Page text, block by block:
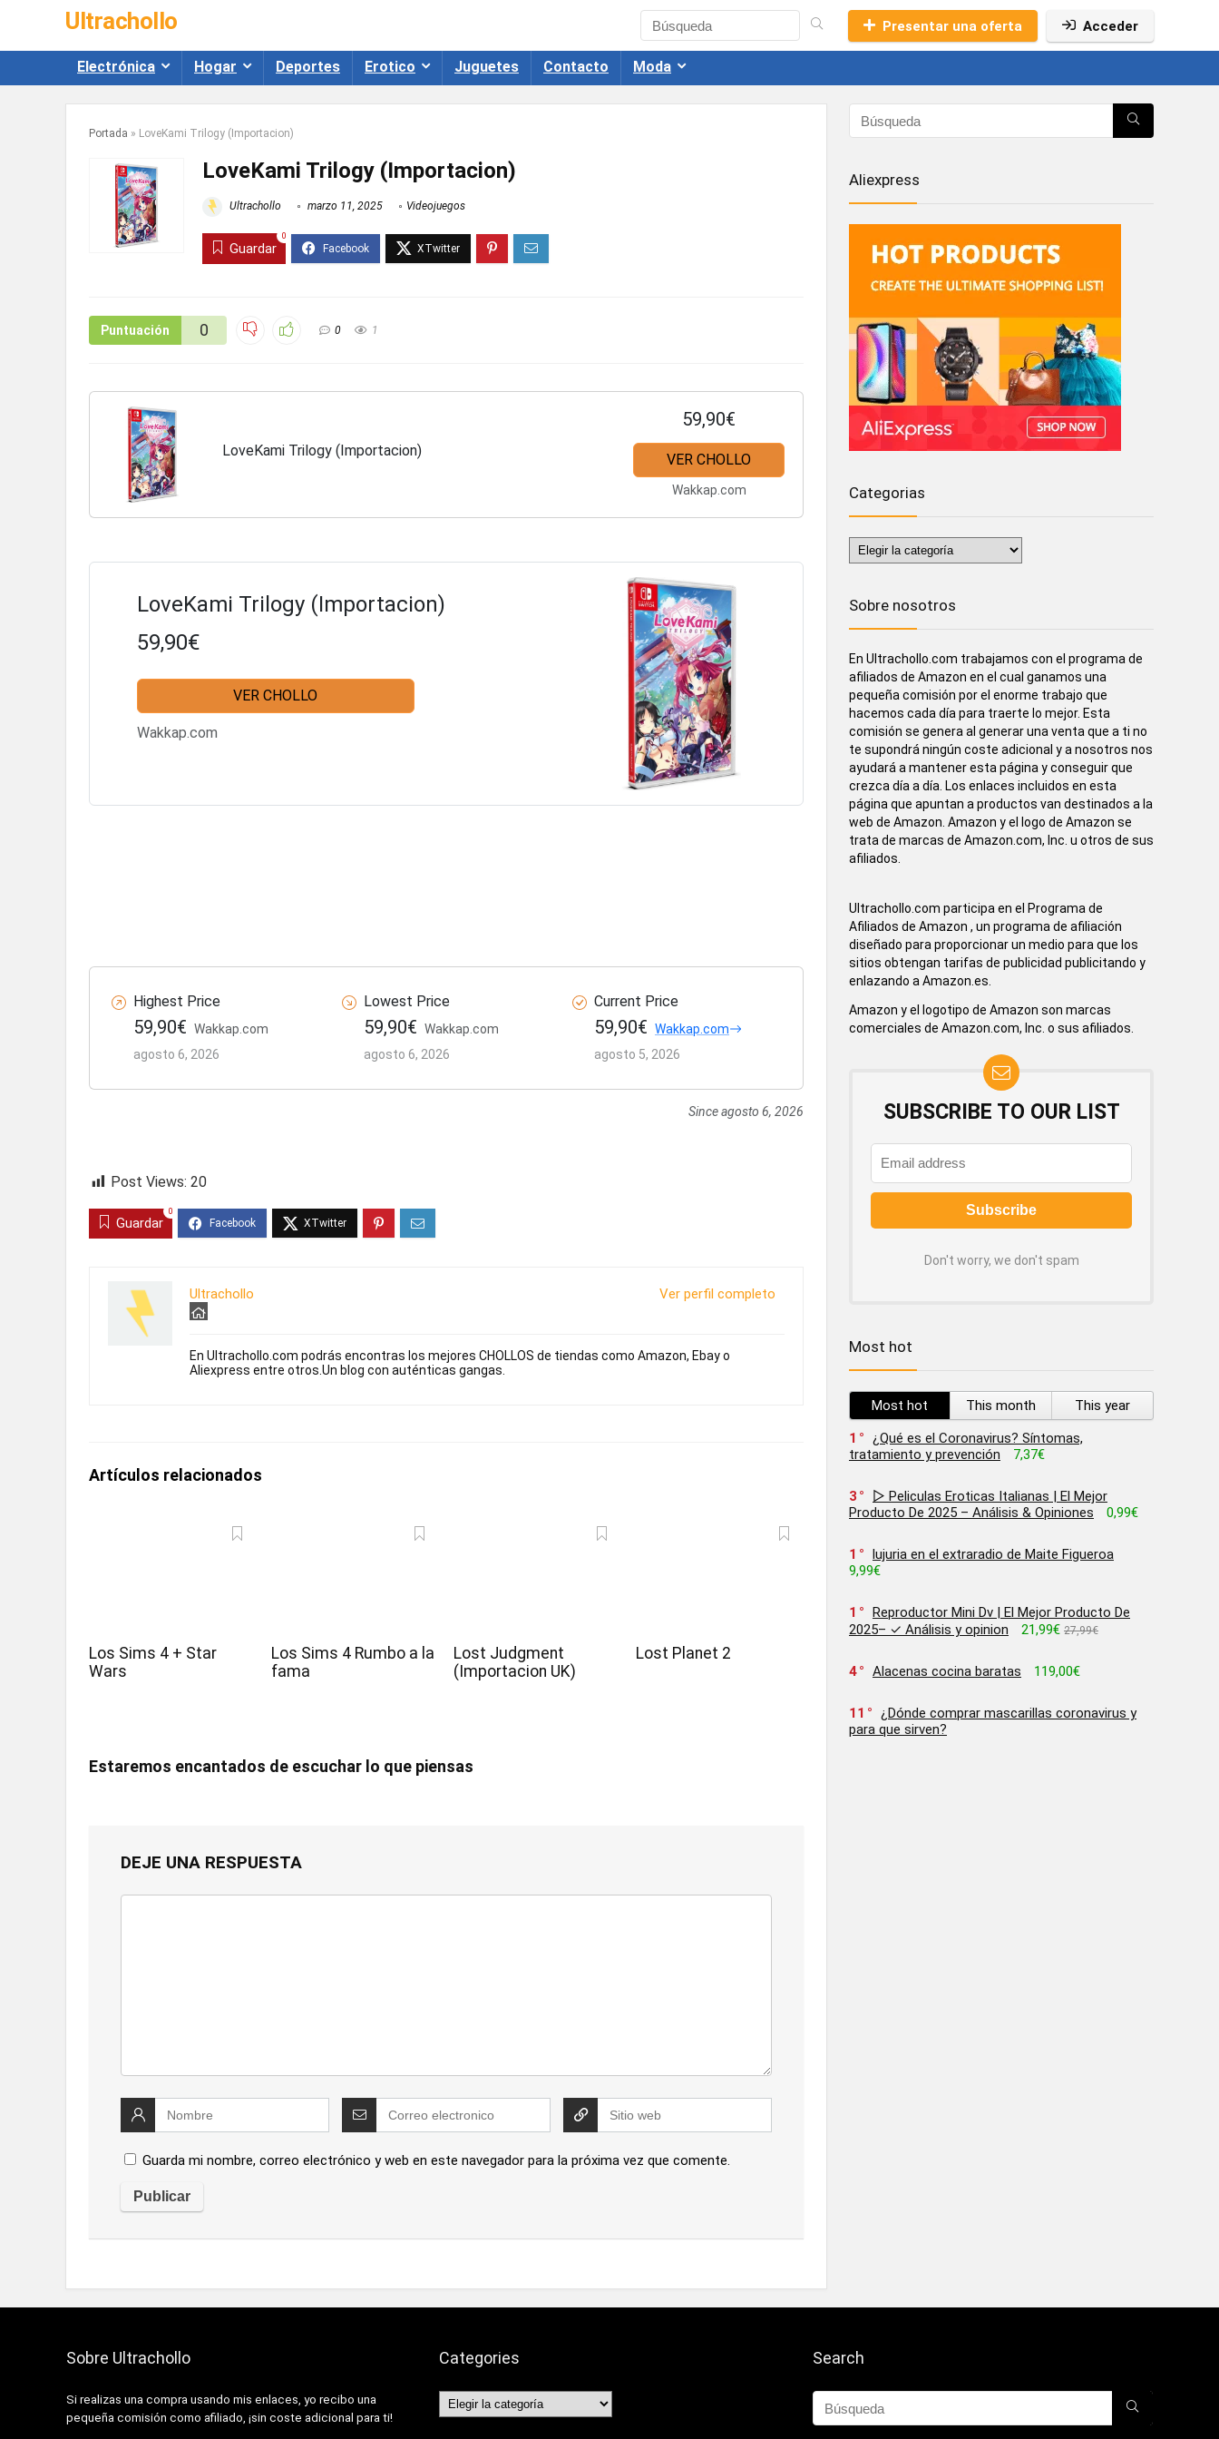
Ultrachollo Presentar una oferta Acceder
Electrónica Hogar Deportes Erotico Juguetes Contacto Moda
Portada » LoveKami Trilogy (Importacion)
LoveKami Trilogy (Importacion)
Ultrachollo marzo 11, 2025 Videojuegos
Guardar
0
Puntuación 0 0 1
LoveKami Trilogy (Importacion)
59,90€
VER CHOLLO
Wakkap.com
LoveKami Trilogy (Importacion)
59,90€
VER CHOLLO
Wakkap.com
Highest Price
59,90€ Wakkap.com
agosto 6, 2026
Lowest Price
59,90€ Wakkap.com
agosto 6, 2026
Current Price
59,90€ Wakkap.com
agosto 5, 2026
Since agosto 6, 2026
Post Views: 20
Guardar
0
Ver perfil completo
Ultrachollo
En Ultrachollo.com podrás encontras los mejores CHOLLOS de tiendas como Amazon, Ebay o
Aliexpress entre otros.Un blog con auténticas gangas.
Artículos relacionados
Los Sims 4 + Star
Wars
Los Sims 4 Rumbo a la
fama
Lost Judgment
(Importacion UK)
Lost Planet 2
Estaremos encantados de escuchar lo que piensas
DEJE UNA RESPUESTA
Guarda mi nombre, correo electrónico y web en este navegador para la próxima vez que comente.
Aliexpress
Categorias
Categorias
Sobre nosotros
En Ultrachollo.com trabajamos con el programa de
afiliados de Amazon en el cual ganamos una
pequeña comisión por el enorme trabajo que
hacemos cada día para traerte lo mejor. Esta
comisión se genera al generar una venta que a ti no
te supondrá ningún coste adicional y a nosotros nos
ayudará a mantener esta página y conseguir que
crezca día a día. Los enlaces incluidos en esta
página que apuntan a productos van destinados a la
web de Amazon. Amazon y el logo de Amazon se
trata de marcas de Amazon.com, Inc. u otros de sus
afiliados.
Ultrachollo.com participa en el Programa de
Afiliados de Amazon , un programa de afiliación
diseñado para proporcionar un medio para que los
sitios obtengan tarifas de publicidad publicitando y
enlazando a Amazon.es.
Amazon y el logotipo de Amazon son marcas
comerciales de Amazon.com, Inc. o sus afiliados.
SUBSCRIBE TO OUR LIST
Don't worry, we don't spam
Most hot
Most hot This month
This year
1
¿Qué es el Coronavirus? Síntomas,
tratamiento y prevención
7,37€
3
▷ Peliculas Eroticas Italianas | El Mejor
Producto De 2025 – Análisis & Opiniones
0,99€
1
lujuria en el extraradio de Maite Figueroa
9,99€
1
Reproductor Mini Dv | El Mejor Producto De
2025– ✓ Análisis y opinion
21,99€ 27,99€
4 Alacenas cocina baratas 119,00€
11
¿Dónde comprar mascarillas coronavirus y
para que sirven?
Sobre Ultrachollo
Si realizas una compra usando mis enlaces, yo recibo una
pequeña comisión como afiliado, ¡sin coste adicional para ti!
Categories
Categories
Search